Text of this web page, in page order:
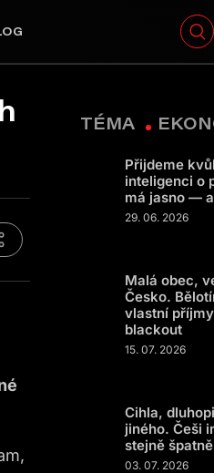
TÉMA
Přijdeme
inteligenci o
má jasno —
29. 06. 2026
Malá obec,
Česko.
vlastní
blackout
15. 07. 2026
Cihla,
jiného. Češi
stejně špatně
03. 07. 2026